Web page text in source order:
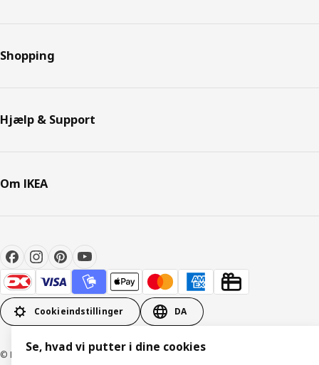
Shopping
Hjælp & Support
Om IKEA
Cookieindstillinger DA
© Inter IKEA Systems B.V. 1999-2026
Se, hvad vi putter i dine cookies